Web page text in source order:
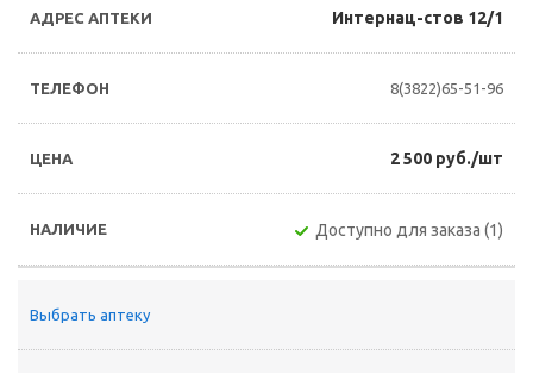
Интернац-стов 12/1
8(3822)65-51-96
2 500 руб./шт
Доступно для заказа (1)
Выбрать аптеку